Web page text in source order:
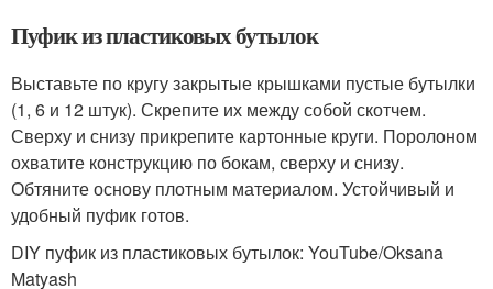
Пуфик из пластиковых бутылок
Выставьте по кругу закрытые крышками пустые бутылки
(1, 6 и 12 штук). Скрепите их между собой скотчем.
Сверху и снизу прикрепите картонные круги. Поролоном
охватите конструкцию по бокам, сверху и снизу.
Обтяните основу плотным материалом. Устойчивый и
удобный пуфик готов.
DIY пуфик из пластиковых бутылок: YouTube/Oksana
Matyash